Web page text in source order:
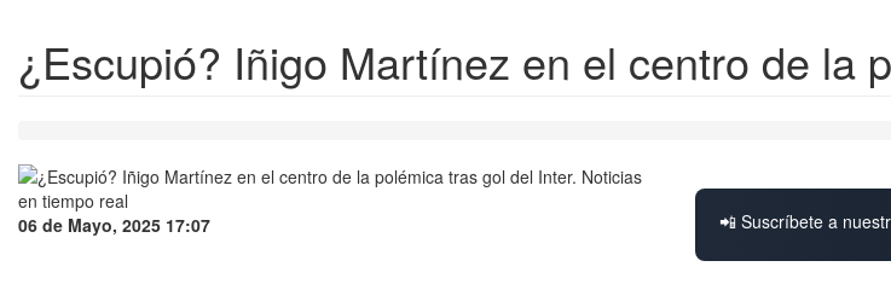
¿Escupió? Iñigo Martínez en el centro de la
06 de Mayo, 2025 17:07 📲 Suscríbete a